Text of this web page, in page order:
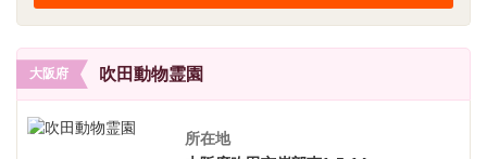
大阪府 吹田動物霊園
所在地